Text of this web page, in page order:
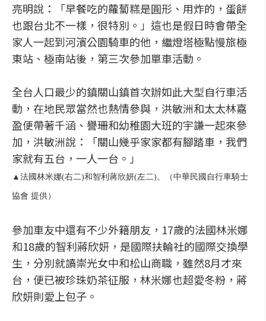
亮明說：「早餐吃的蘿蔔糕是圓形、用炸的，蛋餅
也跟台北不一樣，很特別。」這也是假日時會帶全
家人一起到河濱公園騎車的他，繼燈塔極點慢旅極
東站、極南站後，第三次參加單車活動。
全台人口最少的鎮關山鎮首次辦如此大型自行車活
動，在地民眾當然也熱情參與，洪敏洲和太太林嘉
盈便帶著千涵、譽珊和幼稚園大班的宇謙一起來參
加，洪敏洲說：「關山幾乎家家都有腳踏車，我們
家就有五台，一人一台。」
▲法國林米娜(右二)和智利蔣欣妍(左二)。（中華民國自行車騎士
協會 提供）
參加車友中還有不少外籍朋友，17歲的法國林米娜
和18歲的智利蔣欣妍，是國際扶輪社的國際交換學
生，分別就讀崇光女中和松山商職，雖然8月才來
台，便已被珍珠奶茶征服，林米娜也超愛冬粉，蔣
欣妍則愛上包子。